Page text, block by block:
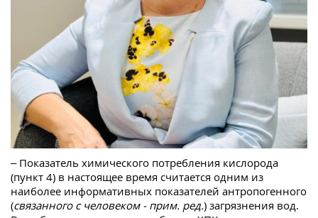
– Показатель химического потребления кислорода
(пункт 4) в настоящее время считается одним из
наиболее информативных показателей антропогенного
(связанного с человеком - прим. ред.) загрязнения вод.